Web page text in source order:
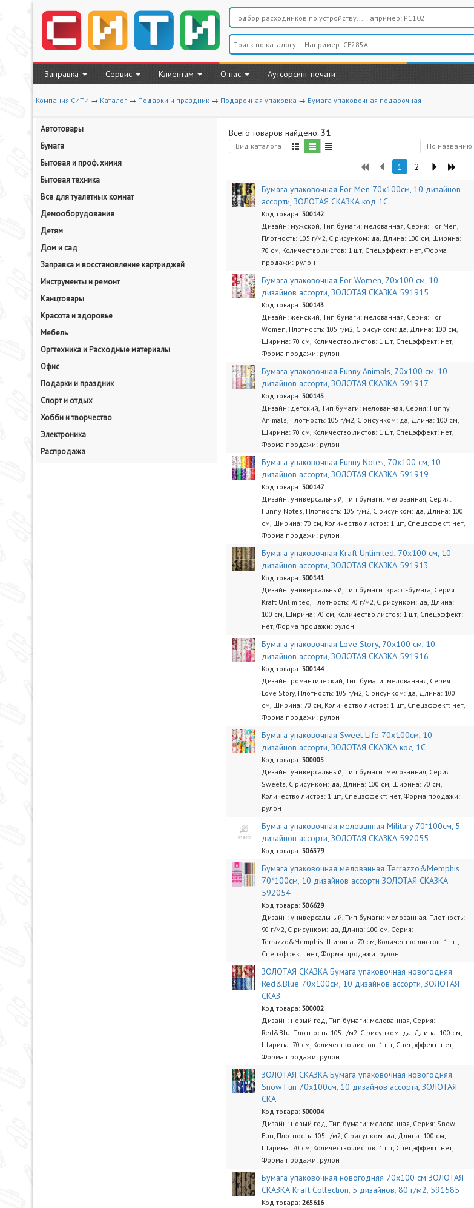
Заправка Сервис Клиентам О нас Аутсорсинг печати
Компания СИТИ → Каталог → Подарки и праздник → Подарочная упаковка → Бумага упаковочная подарочная
Автотовары
Бумага
Бытовая и проф. химия
Бытовая техника
Все для туалетных комнат
Демооборудование
Детям
Дом и сад
Заправка и восстановление картриджей
Инструменты и ремонт
Канцтовары
Красота и здоровье
Мебель
Оргтехника и Расходные материалы
Офис
Подарки и праздник
Спорт и отдых
Хобби и творчество
Электроника
Распродажа
Всего товаров найдено: 31
Вид каталога По названию
1 2
Бумага упаковочная For Men 70x100см, 10 дизайнов
ассорти, ЗОЛОТАЯ СКАЗКА код 1С
Код товара:300142
Дизайн: мужской, Тип бумаги: мелованная, Серия: For Men,
Плотность: 105 г/м2, С рисунком: да, Длина: 100 см, Ширина:
70 см, Количество листов: 1 шт, Спецэффект: нет, Форма
продажи: рулон
Бумага упаковочная For Women, 70x100 см, 10
дизайнов ассорти, ЗОЛОТАЯ СКАЗКА 591915
Код товара:300143
Дизайн: женский, Тип бумаги: мелованная, Серия: For
Women, Плотность: 105 г/м2, С рисунком: да, Длина: 100 см,
Ширина: 70 см, Количество листов: 1 шт, Спецэффект: нет,
Форма продажи: рулон
Бумага упаковочная Funny Animals, 70x100 см, 10
дизайнов ассорти, ЗОЛОТАЯ СКАЗКА 591917
Код товара:300145
Дизайн: детский, Тип бумаги: мелованная, Серия: Funny
Animals, Плотность: 105 г/м2, С рисунком: да, Длина: 100 см,
Ширина: 70 см, Количество листов: 1 шт, Спецэффект: нет,
Форма продажи: рулон
Бумага упаковочная Funny Notes, 70x100 см, 10
дизайнов ассорти, ЗОЛОТАЯ СКАЗКА 591919
Код товара:300147
Дизайн: универсальный, Тип бумаги: мелованная, Серия:
Funny Notes, Плотность: 105 г/м2, С рисунком: да, Длина: 100
см, Ширина: 70 см, Количество листов: 1 шт, Спецэффект: нет,
Форма продажи: рулон
Бумага упаковочная Kraft Unlimited, 70x100 см, 10
дизайнов ассорти, ЗОЛОТАЯ СКАЗКА 591913
Код товара:300141
Дизайн: универсальный, Тип бумаги: крафт-бумага, Серия:
Kraft Unlimited, Плотность: 70 г/м2, С рисунком: да, Длина:
100 см, Ширина: 70 см, Количество листов: 1 шт, Спецэффект:
нет, Форма продажи: рулон
Бумага упаковочная Love Story, 70x100 см, 10
дизайнов ассорти, ЗОЛОТАЯ СКАЗКА 591916
Код товара:300144
Дизайн: романтический, Тип бумаги: мелованная, Серия:
Love Story, Плотность: 105 г/м2, С рисунком: да, Длина: 100
см, Ширина: 70 см, Количество листов: 1 шт, Спецэффект: нет,
Форма продажи: рулон
Бумага упаковочная Sweet Life 70x100см, 10
дизайнов ассорти, ЗОЛОТАЯ СКАЗКА код 1С
Код товара:300005
Дизайн: универсальный, Тип бумаги: мелованная, Серия:
Sweets, С рисунком: да, Длина: 100 см, Ширина: 70 см,
Количество листов: 1 шт, Спецэффект: нет, Форма продажи:
рулон
Бумага упаковочная мелованная Military 70*100см, 5
дизайнов ассорти, ЗОЛОТАЯ СКАЗКА 592055
Код товара:306379
Бумага упаковочная мелованная Terrazzo&Memphis
70*100см, 10 дизайнов ассорти ЗОЛОТАЯ СКАЗКА
592054
Код товара:306629
Дизайн: универсальный, Тип бумаги: мелованная, Плотность:
90 г/м2, С рисунком: да, Длина: 100 см, Серия:
Terrazzo&Memphis, Ширина: 70 см, Количество листов: 1 шт,
Спецэффект: нет, Форма продажи: рулон
ЗОЛОТАЯ СКАЗКА Бумага упаковочная новогодняя
Red&Blue 70x100см, 10 дизайнов ассорти, ЗОЛОТАЯ
СКАЗ
Код товара:300002
Дизайн: новый год, Тип бумаги: мелованная, Серия:
Red&Blu, Плотность: 105 г/м2, С рисунком: да, Длина: 100 см,
Ширина: 70 см, Количество листов: 1 шт, Спецэффект: нет,
Форма продажи: рулон
ЗОЛОТАЯ СКАЗКА Бумага упаковочная новогодняя
Snow Fun 70x100см, 10 дизайнов ассорти, ЗОЛОТАЯ
СКА
Код товара:300004
Дизайн: новый год, Тип бумаги: мелованная, Серия: Snow
Fun, Плотность: 105 г/м2, С рисунком: да, Длина: 100 см,
Ширина: 70 см, Количество листов: 1 шт, Спецэффект: нет,
Форма продажи: рулон
Бумага упаковочная новогодняя 70х100 см ЗОЛОТАЯ
СКАЗКА Kraft Collection, 5 дизайнов, 80 г/м2, 591585
Код товара:265616